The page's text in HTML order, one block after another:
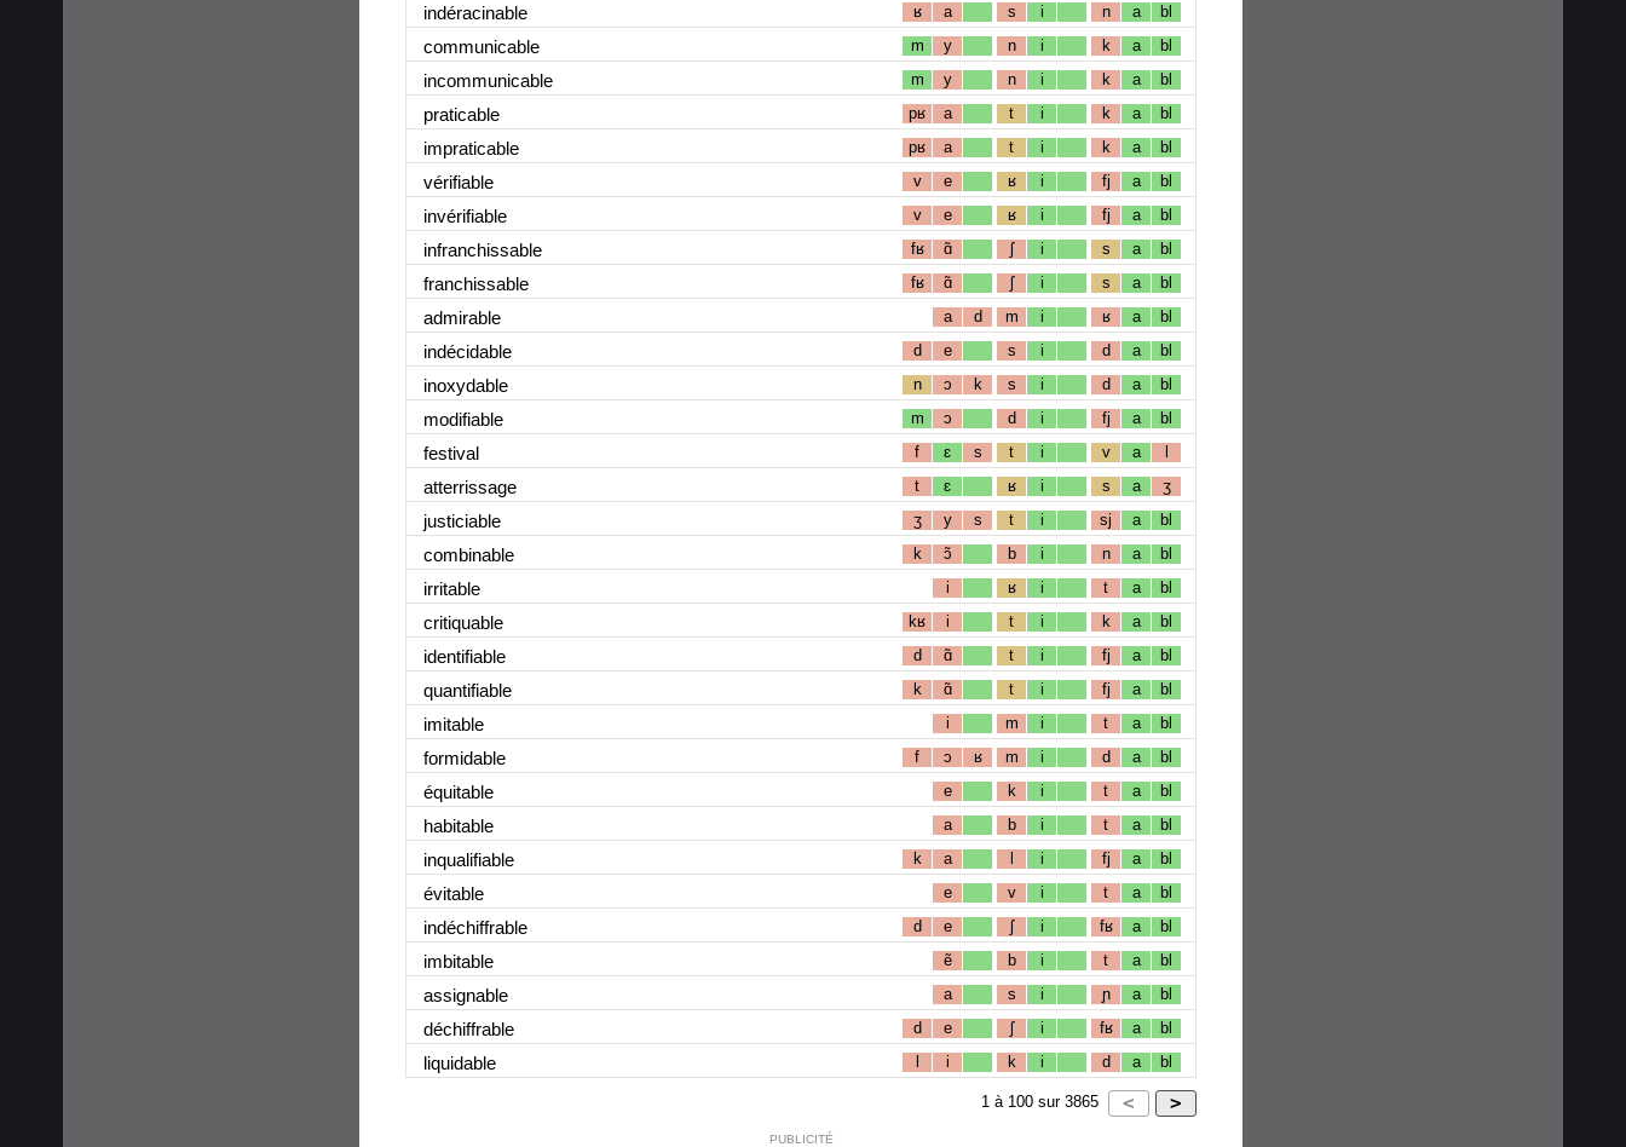
indéracinable ʁ a s i n a bl
communicable m y n i k a bl
incommunicable m y n i k a bl
praticable pʁ a t i k a bl
impraticable pʁ a t i k a bl
vérifiable v e ʁ i fj a bl
invérifiable v e ʁ i fj a bl
infranchissable fʁ ɑ̃ ʃ i s a bl
franchissable fʁ ɑ̃ ʃ i s a bl
admirable a d m i ʁ a bl
indécidable d e s i d a bl
inoxydable n ɔ k s i d a bl
modifiable m ɔ d i fj a bl
festival f ɛ s t i v a l
atterrissage t ɛ ʁ i s a ʒ
justiciable ʒ y s t i sj a bl
combinable k ɔ̃ b i n a bl
irritable i ʁ i t a bl
critiquable kʁ i t i k a bl
identifiable d ɑ̃ t i fj a bl
quantifiable k ɑ̃ t i fj a bl
imitable i m i t a bl
formidable f ɔ ʁ m i d a bl
équitable e k i t a bl
habitable a b i t a bl
inqualifiable k a l i fj a bl
évitable e v i t a bl
indéchiffrable d e ʃ i fʁ a bl
imbitable ẽ b i t a bl
assignable a s i ɲ a bl
déchiffrable d e ʃ i fʁ a bl
liquidable l i k i d a bl
1 à 100 sur 3865
PUBLICITÉ